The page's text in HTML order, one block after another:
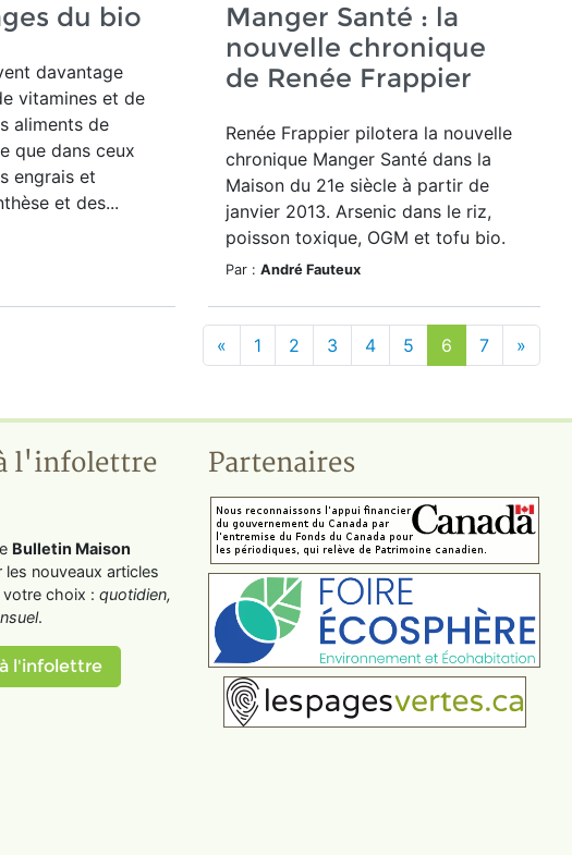
du bio
davantage
vitamines et de
aliments de
que dans ceux
engrais et
et des...
Manger Santé : la
nouvelle chronique
de Renée Frappier
Renée Frappier pilotera la nouvelle
chronique Manger Santé dans la
Maison du 21e siècle à partir de
janvier 2013. Arsenic dans le riz,
poisson toxique, OGM et tofu bio.
Par : André Fauteux
« 1 2 3 4 5 6 7 »
l'infolettre
Bulletin Maison
les nouveaux articles
votre choix : quotidien,
.
l'infolettre
Partenaires